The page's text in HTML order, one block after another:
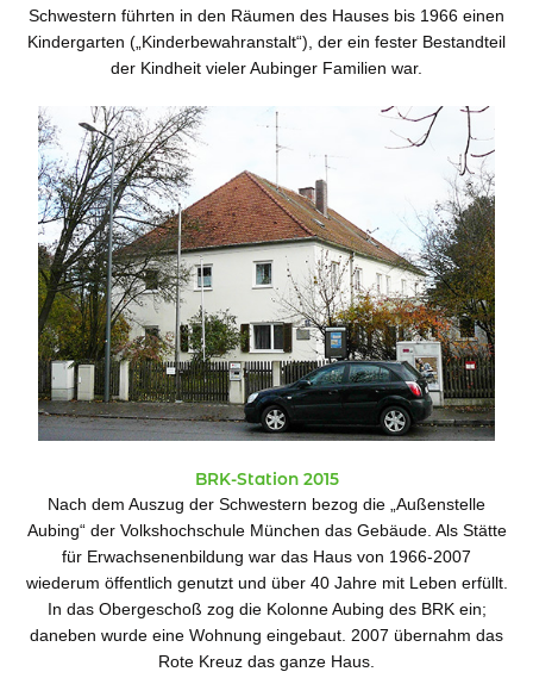
Schwestern führten in den Räumen des Hauses bis 1966 einen
Kindergarten („Kinderbewahranstalt“), der ein fester Bestandteil
der Kindheit vieler Aubinger Familien war.
BRK-Station 2015
Nach dem Auszug der Schwestern bezog die „Außenstelle
Aubing“ der Volkshochschule München das Gebäude. Als Stätte
für Erwachsenenbildung war das Haus von 1966-2007
wiederum öffentlich genutzt und über 40 Jahre mit Leben erfüllt.
In das Obergeschoß zog die Kolonne Aubing des BRK ein;
daneben wurde eine Wohnung eingebaut. 2007 übernahm das
Rote Kreuz das ganze Haus.